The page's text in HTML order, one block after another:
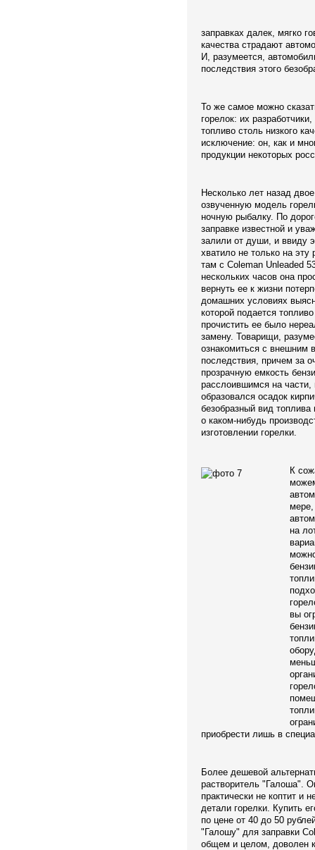
заправках далек, мягко
качества страдают
И, разумеется,
последствия этого
То же самое можно
горелок: их
топливо столь низкого
исключение: он, как и
продукции некоторых
Несколько лет назад
озвученную модель
ночную рыбалку. По
заправке известной и
залили от души, и ввиду
хватило не только на
там с Coleman Unleaded
нескольких часов она
вернуть ее к жизни
домашних условиях
которой подается
прочистить ее было
замену. Товарищи,
ознакомиться с внешним
последствия, причем за
прозрачную емкость
расслоившимся на
образовался осадок
безобразный вид топлива
о каком-нибудь
изготовлении горелки.
К
на
вы
приобрести лишь в
Более дешевой
растворитель "Галоша".
практически не коптит и
детали горелки. Купить
по цене от 40 до 50
"Галошу" для заправки
общем и целом, доволен